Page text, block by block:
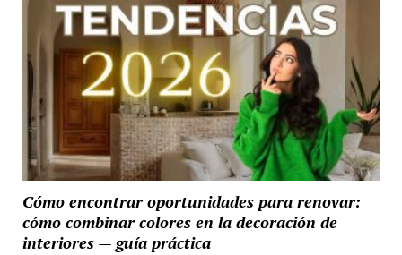
Cómo encontrar oportunidades para renovar:
cómo combinar colores en la decoración de
interiores — guía práctica